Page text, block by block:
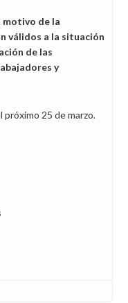
motivo de la
válidos a la situación
de las
y
próximo 25 de marzo.